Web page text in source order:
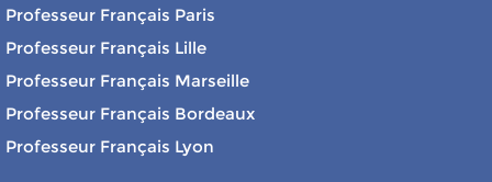
Professeur Français Paris
Professeur Français Lille
Professeur Français Marseille
Professeur Français Bordeaux
Professeur Français Lyon